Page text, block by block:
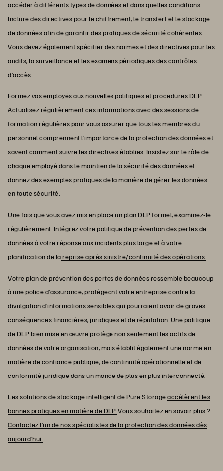
accéder à différents types de données et dans quelles conditions.
Inclure des directives pour le chiffrement, le transfert et le stockage
de données afin de garantir des pratiques de sécurité cohérentes.
Vous devez également spécifier des normes et des directives pour les
audits, la surveillance et les examens périodiques des contrôles
d’accès.
Formez vos employés aux nouvelles politiques et procédures DLP.
Actualisez régulièrement ces informations avec des sessions de
formation régulières pour vous assurer que tous les membres du
personnel comprennent l’importance de la protection des données et
savent comment suivre les directives établies. Insistez sur le rôle de
chaque employé dans le maintien de la sécurité des données et
donnez des exemples pratiques de la manière de gérer les données
en toute sécurité.
Une fois que vous avez mis en place un plan DLP formel, examinez-le
régulièrement. Intégrez votre politique de prévention des pertes de
données à votre réponse aux incidents plus large et à votre
planification de lareprise après sinistre/continuité des opérations.
Votre plan de prévention des pertes de données ressemble beaucoup
à une police d’assurance, protégeant votre entreprise contre la
divulgation d’informations sensibles qui pourraient avoir de graves
conséquences financières, juridiques et de réputation. Une politique
de DLP bien mise en œuvre protège non seulement les actifs de
données de votre organisation, mais établit également une norme en
matière de confiance publique, de continuité opérationnelle et de
conformité juridique dans un monde de plus en plus interconnecté.
Les solutions de stockage intelligent de Pure Storageaccélèrent les
bonnes pratiques en matière de DLP.Vous souhaitez en savoir plus ?
Contactez l’un de nos spécialistes de la protection des données dès
aujourd’hui.